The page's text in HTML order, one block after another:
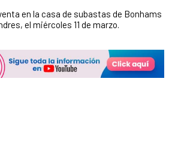
en la casa de subastas de Bonhams
el miércoles 11 de marzo.